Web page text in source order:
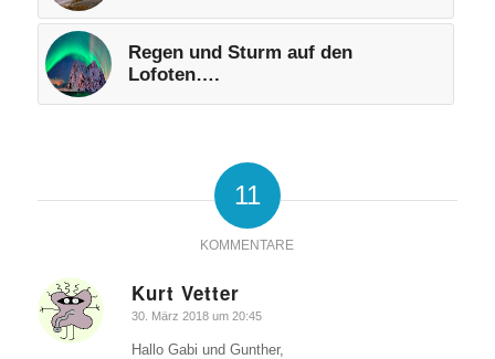
Regen und Sturm auf den
Lofoten….
11
KOMMENTARE
Kurt Vetter
sagte:
30. März 2018 um 20:45
Hallo Gabi und Gunther,